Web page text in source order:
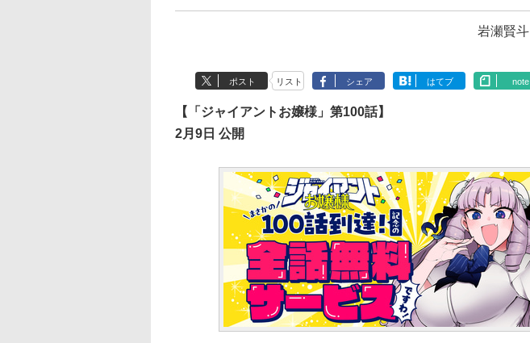
岩瀬賢斗
ポスト リスト シェア はてブ note
【「ジャイアントお嬢様」第100話】
2月9日 公開